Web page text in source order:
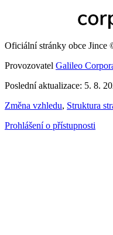
Oficiální stránky obce Jince
Provozovatel Galileo
Poslední aktualizace: 5. 8.
Změna vzhledu, Struktura
Prohlášení o přístupnosti